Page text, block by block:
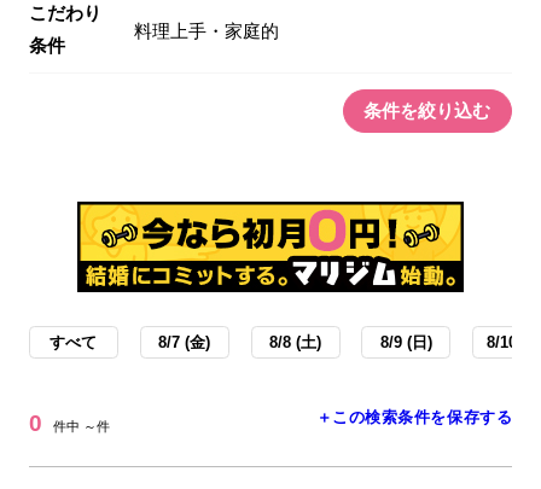
こだわり
条件
料理上手・家庭的
条件を絞り込む
すべて 8/7 (金) 8/8 (土) 8/9 (日) 8/10 (
0 件中 ～件 ＋この検索条件を保存する